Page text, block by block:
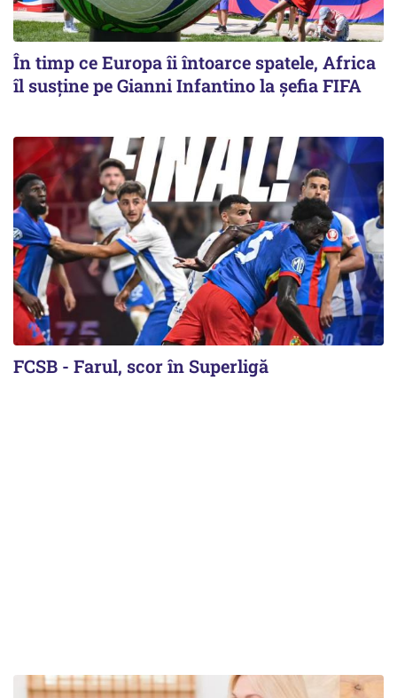
În timp ce Europa îi întoarce spatele, Africa
îl susține pe Gianni Infantino la șefia FIFA
FCSB - Farul, scor în Superligă